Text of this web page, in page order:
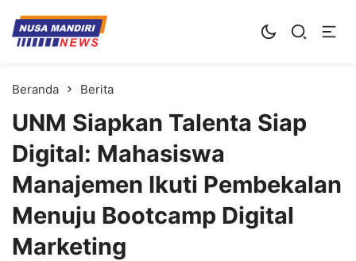
Kampus Digital Bisnis
Universitas Nusa Mandiri
Beranda Berita
UNM Siapkan Talenta Siap
Digital: Mahasiswa
Manajemen Ikuti Pembekalan
Menuju Bootcamp Digital
Marketing